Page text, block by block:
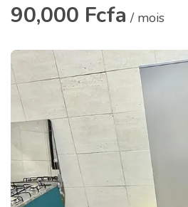
90,000 Fcfa / mois